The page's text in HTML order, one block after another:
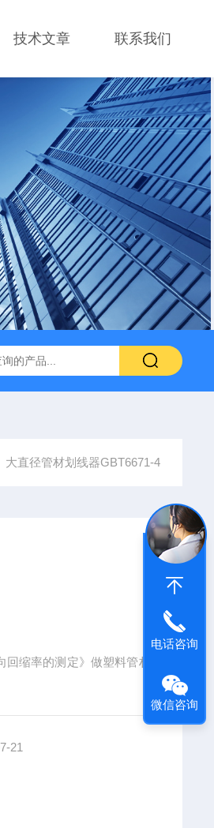
技术文章 联系我们
砂基透水砖透水速率试验装置
大直径管材划线器GBT6671-4
缩率的测定》做塑料管材
21
电话咨询
微信咨询